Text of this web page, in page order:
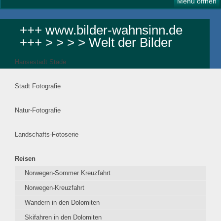
+++ www.bilder-wahnsinn.de
+++ > > > > Welt der Bilder
Hansestadt Stade
Stadt Fotografie
Natur-Fotografie
Landschafts-Fotoserie
Reisen
Norwegen-Sommer Kreuzfahrt
Norwegen-Kreuzfahrt
Wandern in den Dolomiten
Skifahren in den Dolomiten